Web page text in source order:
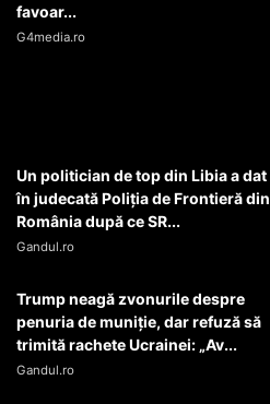
favoar...
G4media.ro
Un politician de top din Libia a dat
în judecată Poliția de Frontieră din
România după ce SR...
Gandul.ro
Trump neagă zvonurile despre
penuria de muniție, dar refuză să
trimită rachete Ucrainei: „Av...
Gandul.ro